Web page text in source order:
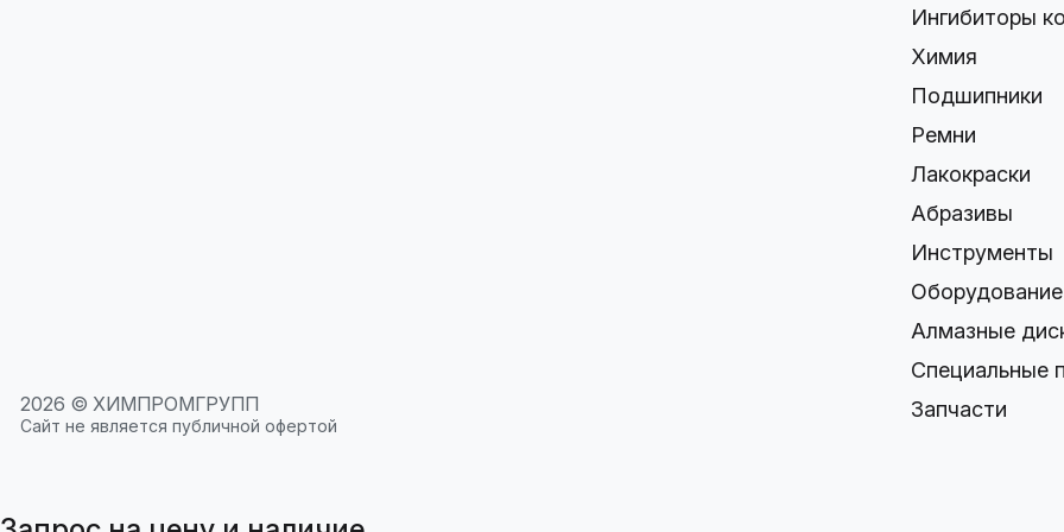
2026 © ХИМПРОМГРУПП
Сайт не является публичной офертой
Ингибиторы
Химия
Подшипники
Ремни
Лакокраски
Абразивы
Инструменты
Оборудование
Алмазные
Специальные
Запчасти